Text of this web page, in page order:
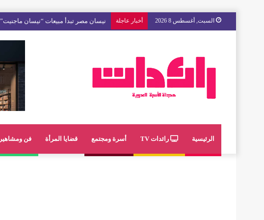
السبت, أغسطس 8 2026 أخبار عاجلة مع « The Next Ad » ، إنوي يُسند حملته الإعلانية المقبلة إلى الشباب المغربي
الرئيسية رائدات TV أسرة ومجتمع قضايا المرأة فن ومشاهير